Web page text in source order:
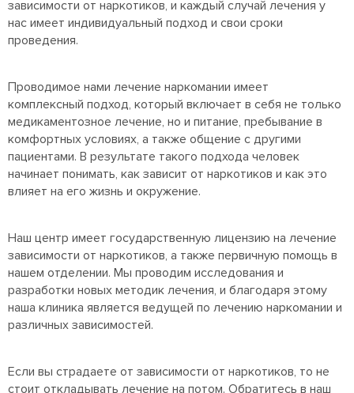
зависимости от наркотиков, и каждый случай лечения у
нас имеет индивидуальный подход и свои сроки
проведения.
Проводимое нами лечение наркомании имеет
комплексный подход, который включает в себя не только
медикаментозное лечение, но и питание, пребывание в
комфортных условиях, а также общение с другими
пациентами. В результате такого подхода человек
начинает понимать, как зависит от наркотиков и как это
влияет на его жизнь и окружение.
Наш центр имеет государственную лицензию на лечение
зависимости от наркотиков, а также первичную помощь в
нашем отделении. Мы проводим исследования и
разработки новых методик лечения, и благодаря этому
наша клиника является ведущей по лечению наркомании и
различных зависимостей.
Если вы страдаете от зависимости от наркотиков, то не
стоит откладывать лечение на потом. Обратитесь в наш